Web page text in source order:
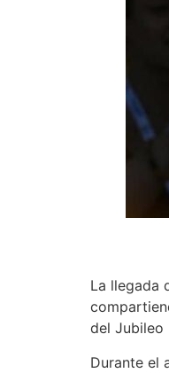
La llegada
del Jubileo
Durante el